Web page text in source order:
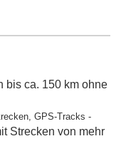
bis ca. 150 km ohne
GPS-Tracks -
Strecken von mehr